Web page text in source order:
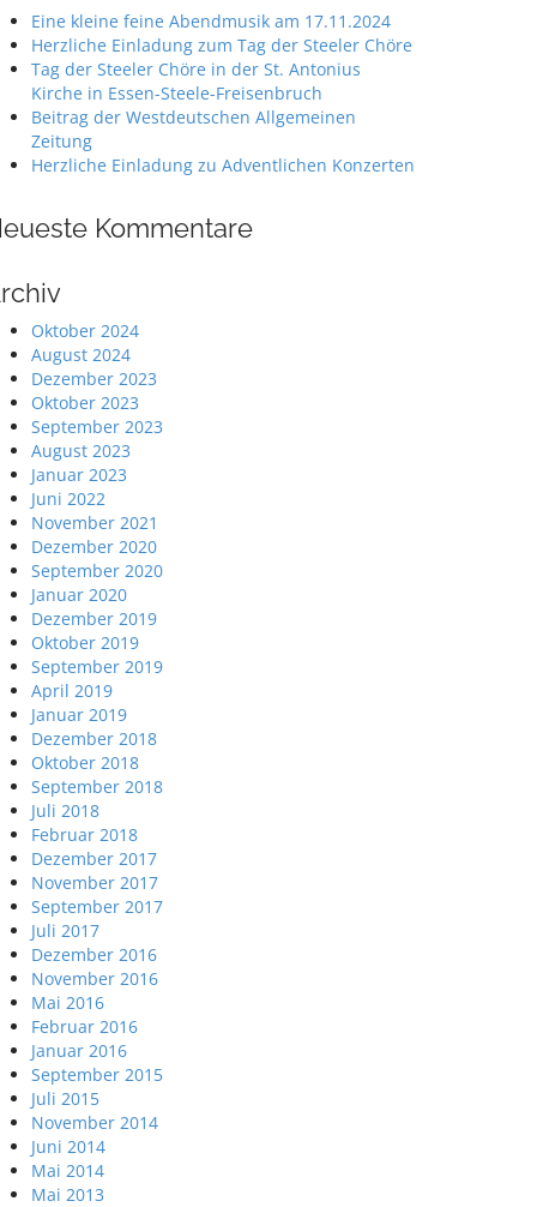
Eine kleine feine Abendmusik am 17.11.2024
Herzliche Einladung zum Tag der Steeler Chöre
Tag der Steeler Chöre in der St. Antonius
Kirche in Essen-Steele-Freisenbruch
Beitrag der Westdeutschen Allgemeinen
Zeitung
Herzliche Einladung zu Adventlichen Konzerten
Kommentare
Oktober 2024
August 2024
Dezember 2023
Oktober 2023
September 2023
August 2023
Januar 2023
Juni 2022
November 2021
Dezember 2020
September 2020
Januar 2020
Dezember 2019
Oktober 2019
September 2019
April 2019
Januar 2019
Dezember 2018
Oktober 2018
September 2018
Juli 2018
Februar 2018
Dezember 2017
November 2017
September 2017
Juli 2017
Dezember 2016
November 2016
Mai 2016
Februar 2016
Januar 2016
September 2015
Juli 2015
November 2014
Juni 2014
Mai 2014
Mai 2013